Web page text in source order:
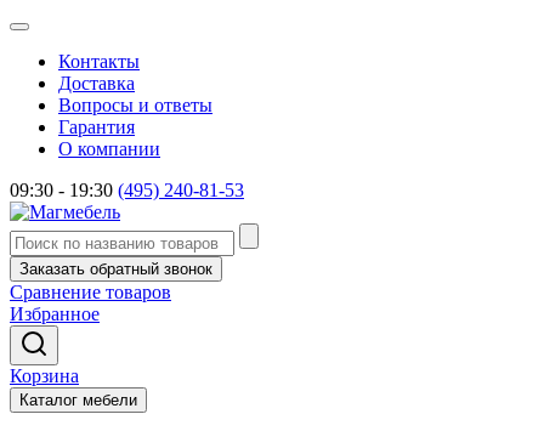
Контакты
Доставка
Вопросы и ответы
Гарантия
О компании
09:30 - 19:30 (495) 240-81-53
Заказать обратный звонок
Сравнение товаров
Избранное
Корзина
Каталог мебели